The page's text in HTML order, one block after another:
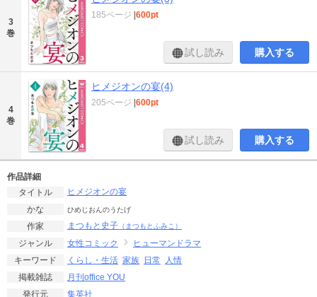
3
巻
185ページ 600pt
試し読み 購入する
4
巻
ヒメジオンの宴(4)
205ページ 600pt
試し読み 購入する
作品詳細
タイトル
ヒメジオンの宴
かな
ひめじおんのうたげ
作家 まつもと史子 （まつもとふみこ）
ジャンル 女性コミック
ヒューマンドラマ
キーワード
くらし・生活 家族 日常
人情
掲載雑誌
月刊office YOU
発行元
集英社